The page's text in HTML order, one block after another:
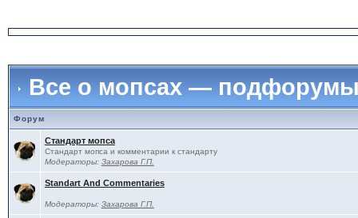
Все о мопсах —
Форум
Стандарт мопса
Стандарт мопса и комментарии к стандарту
Модераторы: Захарова Г.П.
Standart And Commentaries
Модераторы: Захарова Г.П.